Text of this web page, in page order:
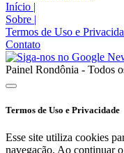
Início
Sobre
Termos de Uso e
Contato
Painel Rondônia - Todos
Termos de Uso e Privacidade
Esse site utiliza cookies
navegação. Ao continuar